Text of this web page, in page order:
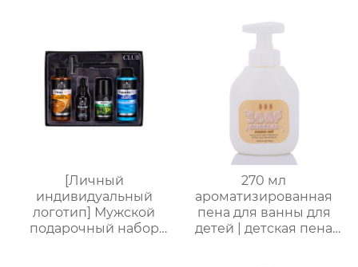
[Личный
индивидуальный
логотип] Мужской
подарочный набор
270 мл
ароматизированная
пена для ванны для
детей | детская пена